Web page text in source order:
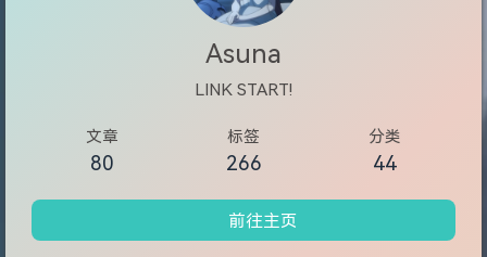
Asuna
LINK START!
文章
80
标签
266
分类
44
前往主页